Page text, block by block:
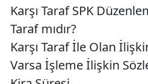
Karşı Taraf SPK
Taraf mıdır?
Karşı Taraf İle Olan
Varsa İşleme İlişkin